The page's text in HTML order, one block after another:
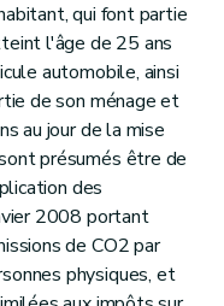
qui font partie
l'âge de 25 ans
automobile, ainsi
de son ménage et
au jour de la mise
présumés être de
des
2008 portant
de CO2 par
physiques, et